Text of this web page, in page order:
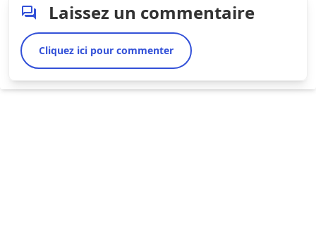
Laissez un commentaire
Cliquez ici pour commenter